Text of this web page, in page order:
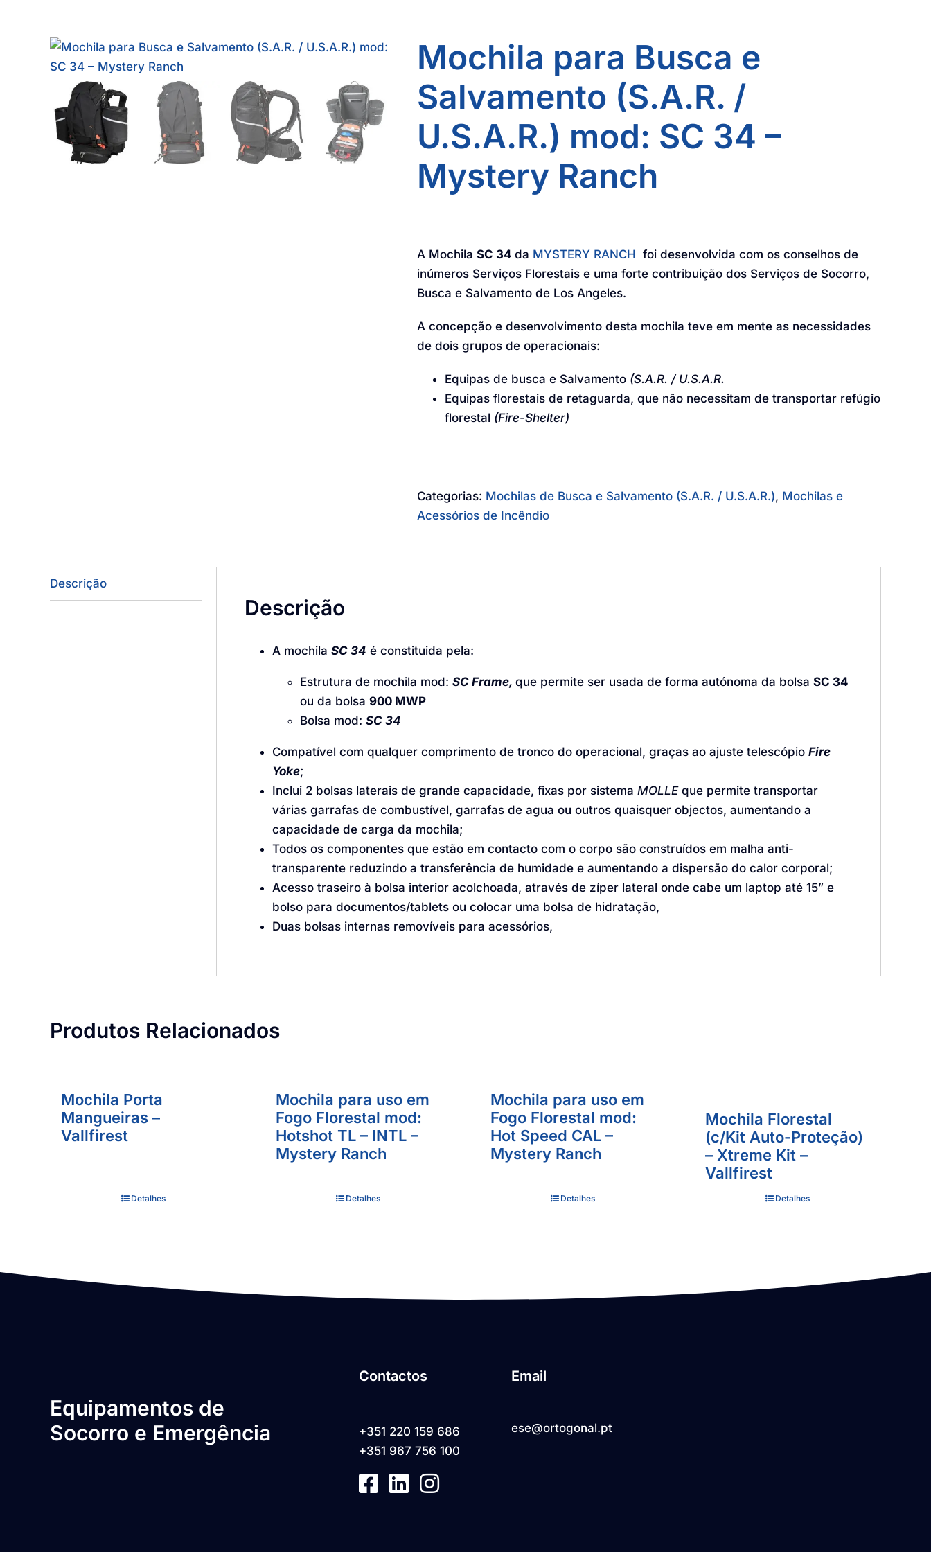
Mochila para Busca e
Salvamento (S.A.R. /
U.S.A.R.) mod: SC 34 –
Mystery Ranch
A Mochila SC 34 da MYSTERY RANCH foi desenvolvida com os conselhos de
inúmeros Serviços Florestais e uma forte contribuição dos Serviços de Socorro,
Busca e Salvamento de Los Angeles.
A concepção e desenvolvimento desta mochila teve em mente as necessidades
de dois grupos de operacionais:
Equipas de busca e Salvamento (S.A.R. / U.S.A.R.
Equipas florestais de retaguarda, que não necessitam de transportar refúgio
florestal (Fire-Shelter)
Categorias: Mochilas de Busca e Salvamento (S.A.R. / U.S.A.R.), Mochilas e
Acessórios de Incêndio
Descrição
Descrição
A mochila SC 34 é constituida pela:
Estrutura de mochila mod: SC Frame, que permite ser usada de forma autónoma da bolsa SC 34
ou da bolsa 900 MWP
Bolsa mod: SC 34
Compatível com qualquer comprimento de tronco do operacional, graças ao ajuste telescópio Fire
Yoke;
Inclui 2 bolsas laterais de grande capacidade, fixas por sistema MOLLEque permite transportar
várias garrafas de combustível, garrafas de agua ou outros quaisquer objectos, aumentando a
capacidade de carga da mochila;
Todos os componentes que estão em contacto com o corpo são construídos em malha anti-
transparente reduzindo a transferência de humidade e aumentando a dispersão do calor corporal;
Acesso traseiro à bolsa interior acolchoada, através de zíper lateral onde cabe um laptop até 15” e
bolso para documentos/tablets ou colocar uma bolsa de hidratação,
Duas bolsas internas removíveis para acessórios,
Produtos Relacionados
Mochila Porta
Mangueiras –
Vallfirest
Detalhes
Mochila para uso em
Fogo Florestal mod:
Hotshot TL – INTL –
Mystery Ranch
Detalhes
Mochila para uso em
Fogo Florestal mod:
Hot Speed CAL –
Mystery Ranch
Detalhes
Mochila Florestal
(c/Kit Auto-Proteção)
– Xtreme Kit –
Vallfirest
Detalhes
Equipamentos de
Socorro e Emergência
Contactos
+351 220 159 686
+351 967 756 100
Email
ese@ortogonal.pt